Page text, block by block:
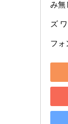
み無
ズ
フォ